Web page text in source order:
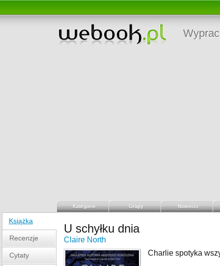
Kategorie Grupy Nowości
Książka
Recenzje
Cytaty
U schyłku dnia
Claire North
Charlie spotyka